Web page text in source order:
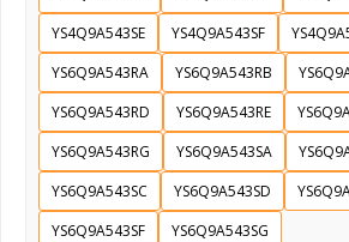
YS4Q9A543SE
YS4Q9A543SF
YS6Q9A543RA
YS6Q9A543RB
YS6Q9A543RD
YS6Q9A543RE
YS6Q9A543RG
YS6Q9A543SA
YS6Q9A543SC
YS6Q9A543SD
YS6Q9A543SF
YS6Q9A543SG